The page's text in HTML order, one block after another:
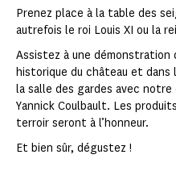
Prenez place à la table des
autrefois le roi Louis XI ou la
Assistez à une démonstration
historique du château et dans
la salle des gardes avec
Yannick Coulbault. Les
terroir seront à l’honneur.
Et bien sûr, dégustez !